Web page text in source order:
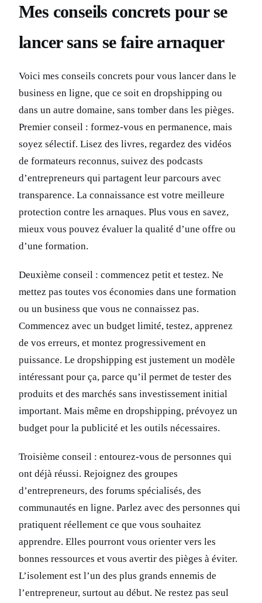
Mes conseils concrets pour se
lancer sans se faire arnaquer
Voici mes conseils concrets pour vous lancer dans le
business en ligne, que ce soit en dropshipping ou
dans un autre domaine, sans tomber dans les pièges.
Premier conseil : formez-vous en permanence, mais
soyez sélectif. Lisez des livres, regardez des vidéos
de formateurs reconnus, suivez des podcasts
d’entrepreneurs qui partagent leur parcours avec
transparence. La connaissance est votre meilleure
protection contre les arnaques. Plus vous en savez,
mieux vous pouvez évaluer la qualité d’une offre ou
d’une formation.
Deuxième conseil : commencez petit et testez. Ne
mettez pas toutes vos économies dans une formation
ou un business que vous ne connaissez pas.
Commencez avec un budget limité, testez, apprenez
de vos erreurs, et montez progressivement en
puissance. Le dropshipping est justement un modèle
intéressant pour ça, parce qu’il permet de tester des
produits et des marchés sans investissement initial
important. Mais même en dropshipping, prévoyez un
budget pour la publicité et les outils nécessaires.
Troisième conseil : entourez-vous de personnes qui
ont déjà réussi. Rejoignez des groupes
d’entrepreneurs, des forums spécialisés, des
communautés en ligne. Parlez avec des personnes qui
pratiquent réellement ce que vous souhaitez
apprendre. Elles pourront vous orienter vers les
bonnes ressources et vous avertir des pièges à éviter.
L’isolement est l’un des plus grands ennemis de
l’entrepreneur, surtout au début. Ne restez pas seul